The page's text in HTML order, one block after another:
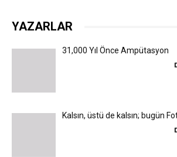
YAZARLAR
31,000 Yıl Önce Ampütasyon
Kalsın, üstü de kalsın; bugün